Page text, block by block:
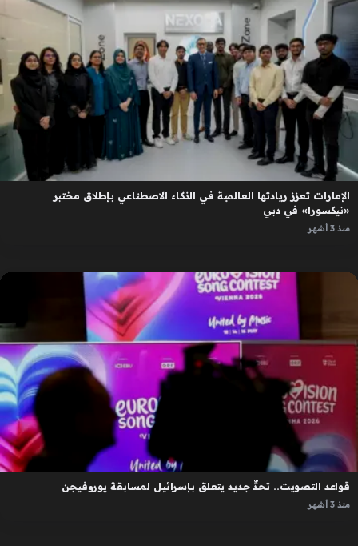
الإمارات تعزز ريادتها العالمية في الذكاء الاصطناعي بإطلاق مختبر
«نيكسورا» في دبي
منذ 3 أشهر
قواعد التصويت.. تحدٍّ جديد يتعلق بإسرائيل لمسابقة يوروفيجن
منذ 3 أشهر